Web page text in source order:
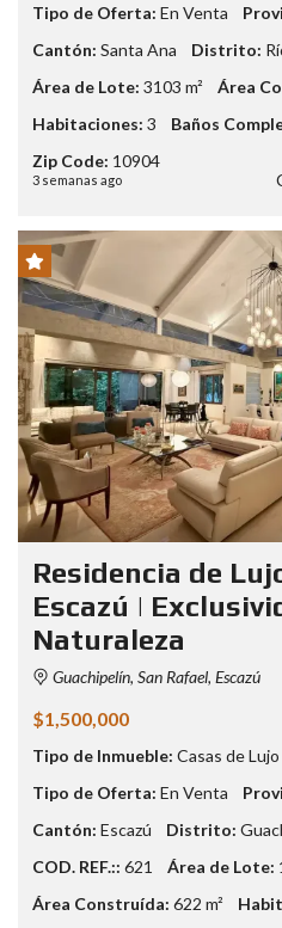
Tipo de Oferta: En Venta
Cantón: Santa Ana Distrito:
Área de Lote: 3103 m² Área
Habitaciones: 3 Baños
Zip Code: 10904
3 semanas ago
Residencia de
Escazú |
Naturaleza
Guachipelín, San Rafael, Escazú
$1,500,000
Tipo de Inmueble: Casas de Lujo
Tipo de Oferta: En Venta
Cantón: Escazú Distrito:
COD. REF.:: 621 Área de Lote:
Área Construída: 622 m²